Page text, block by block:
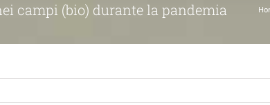
campi (bio) durante la pandemia